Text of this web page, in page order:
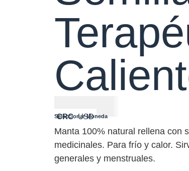
CRC USD
Seleccionar Moneda
Manta 100% natural rellena con
medicinales. Para frío y calor.
generales y menstruales.